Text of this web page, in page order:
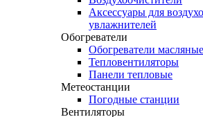
Аксессуары для
увлажнителей
Обогреватели
Обогреватели масляные
Тепловентиляторы
Панели тепловые
Метеостанции
Погодные станции
Вентиляторы